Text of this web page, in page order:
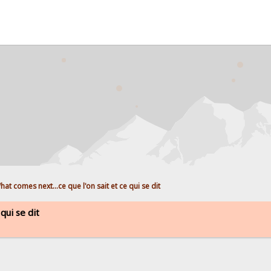
comes next...ce que l'on sait et ce qui se dit
se dit